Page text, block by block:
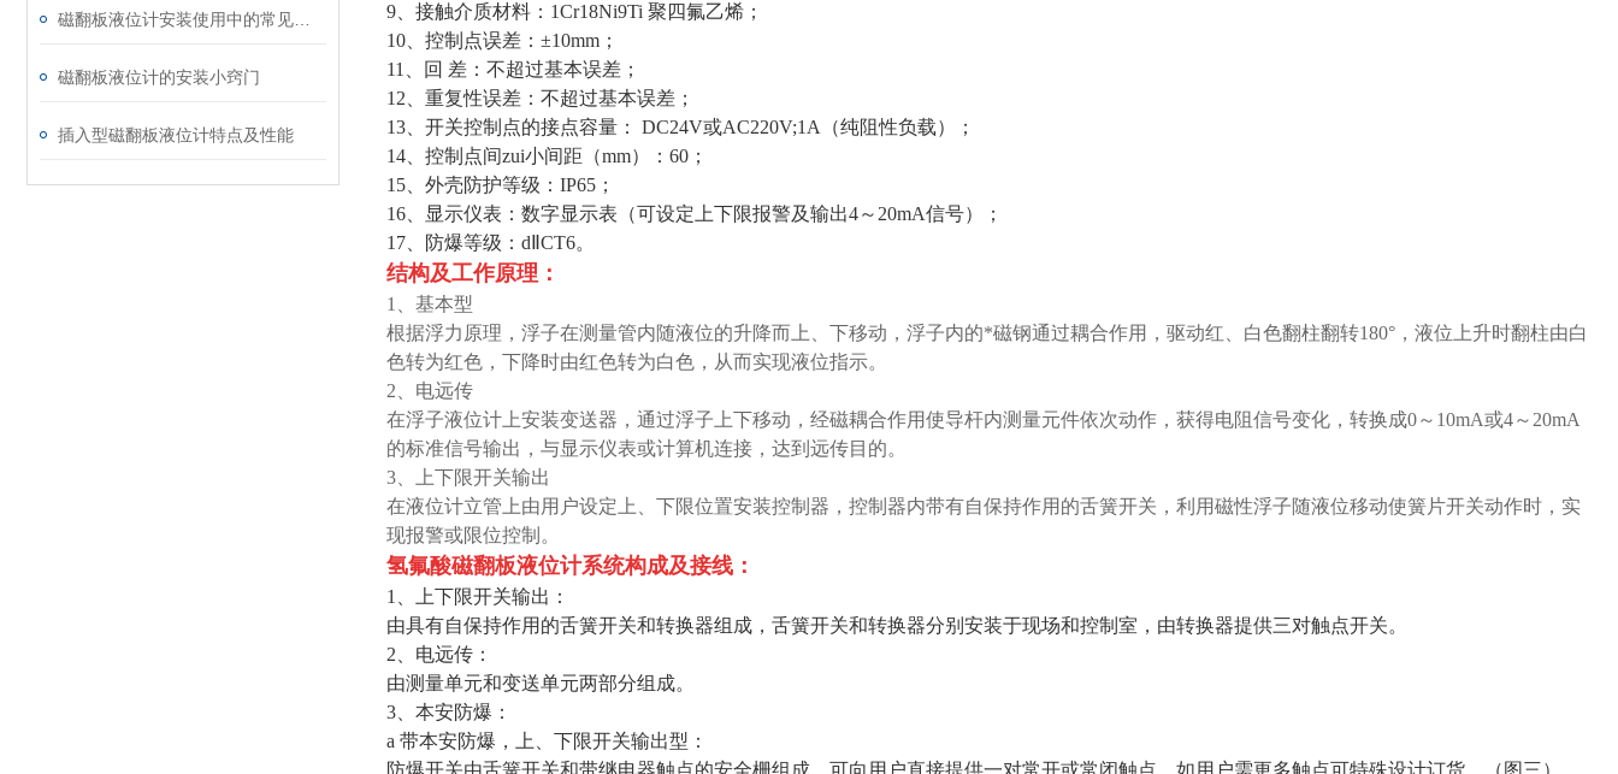
磁翻板液位计的安装小窍门
插入型磁翻板液位计特点及性能
9、接触介质材料：1Cr18Ni9Ti 聚四氟乙烯；
10、控制点误差：±10mm；
11、回 差：不超过基本误差；
12、重复性误差：不超过基本误差；
13、开关控制点的接点容量： DC24V或AC220V;1A（纯阻性负载）；
14、控制点间zui小间距（mm）：60；
15、外壳防护等级：IP65；
16、显示仪表：数字显示表（可设定上下限报警及输出4～20mA信号）；
17、防爆等级：dⅡCT6。
结构及工作原理：
1、基本型
根据浮力原理，浮子在测量管内随液位的升降而上、下移动，浮子内的*磁钢通过耦合作用，驱动红、白色翻柱翻转180°，液位上升时翻柱由白
色转为红色，下降时由红色转为白色，从而实现液位指示。
2、电远传
在浮子液位计上安装变送器，通过浮子上下移动，经磁耦合作用使导杆内测量元件依次动作，获得电阻信号变化，转换成0～10mA或4～20mA
的标准信号输出，与显示仪表或计算机连接，达到远传目的。
3、上下限开关输出
在液位计立管上由用户设定上、下限位置安装控制器，控制器内带有自保持作用的舌簧开关，利用磁性浮子随液位移动使簧片开关动作时，实
现报警或限位控制。
氢氟酸磁翻板液位计系统构成及接线：
1、上下限开关输出：
由具有自保持作用的舌簧开关和转换器组成，舌簧开关和转换器分别安装于现场和控制室，由转换器提供三对触点开关。
2、电远传：
由测量单元和变送单元两部分组成。
3、本安防爆：
a 带本安防爆，上、下限开关输出型：
防爆开关由舌簧开关和带继电器触点的安全栅组成，可向用户直接提供一对常开或常闭触点。如用户需更多触点可特殊设计订货。（图三）